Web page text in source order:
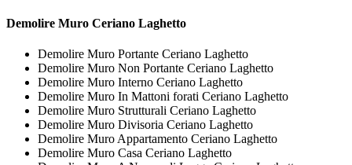
Demolire Muro Ceriano Laghetto
Demolire Muro Portante Ceriano Laghetto
Demolire Muro Non Portante Ceriano Laghetto
Demolire Muro Interno Ceriano Laghetto
Demolire Muro In Mattoni forati Ceriano Laghetto
Demolire Muro Strutturali Ceriano Laghetto
Demolire Muro Divisoria Ceriano Laghetto
Demolire Muro Appartamento Ceriano Laghetto
Demolire Muro Casa Ceriano Laghetto